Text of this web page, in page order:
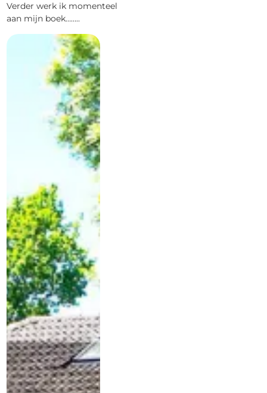
Verder werk ik momenteel
aan mijn boek……..